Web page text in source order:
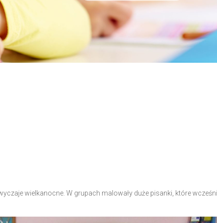
wielkanocne. W grupach malowały duże pisanki, które